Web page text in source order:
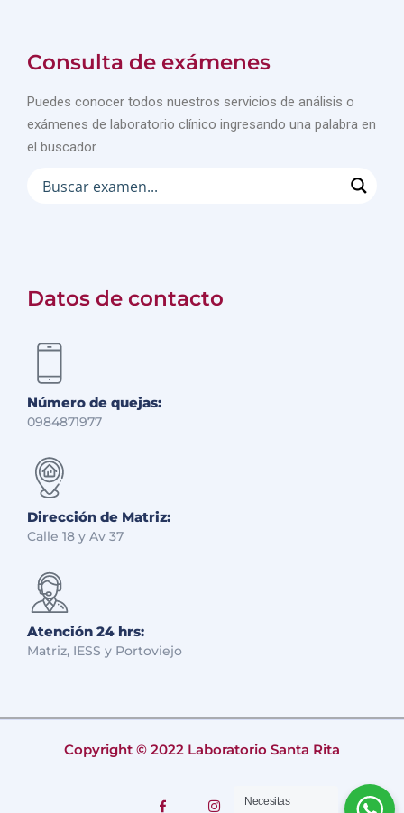
Consulta de exámenes
Puedes conocer todos nuestros servicios de análisis o
exámenes de laboratorio clínico ingresando una palabra en
el buscador.
Datos de contacto
Número de quejas:
0984871977
Dirección de Matriz:
Calle 18 y Av 37
Atención 24 hrs:
Matriz, IESS y Portoviejo
Copyright © 2022 Laboratorio Santa Rita
Necesitas